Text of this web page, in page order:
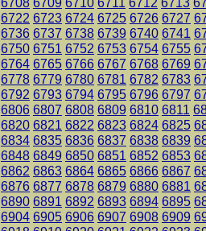
6722 6723 6724 6725 6726 6727
6736 6737 6738 6739 6740 6741
6750 6751 6752 6753 6754 6755
6764 6765 6766 6767 6768 6769
6778 6779 6780 6781 6782 6783
6792 6793 6794 6795 6796 6797
6806 6807 6808 6809 6810 6811
6820 6821 6822 6823 6824 6825
6834 6835 6836 6837 6838 6839
6848 6849 6850 6851 6852 6853
6862 6863 6864 6865 6866 6867
6876 6877 6878 6879 6880 6881
6890 6891 6892 6893 6894 6895
6904 6905 6906 6907 6908 6909